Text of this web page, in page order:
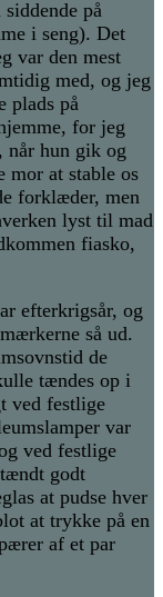
på
i seng). Det
var den mest
med, og jeg
plads på
for jeg
når hun gik og
mor at stable os
forklæder, men
lyst til mad
fiasko,
efterkrigsår, og
så ud.
de
tændes op i
ved festlige
var
ved festlige
godt
at pudse hver
at trykke på en
af et par